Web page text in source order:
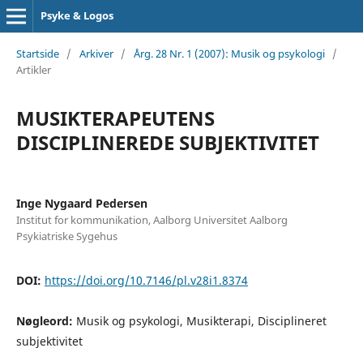
Psyke & Logos
Startside / Arkiver / Årg. 28 Nr. 1 (2007): Musik og psykologi /
Artikler
MUSIKTERAPEUTENS
DISCIPLINEREDE SUBJEKTIVITET
Inge Nygaard Pedersen
Institut for kommunikation, Aalborg Universitet Aalborg
Psykiatriske Sygehus
DOI: https://doi.org/10.7146/pl.v28i1.8374
Nøgleord: Musik og psykologi, Musikterapi, Disciplineret
subjektivitet